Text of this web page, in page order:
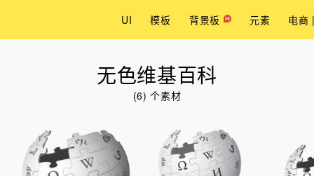
UI 模板 背景板 元素 电商
无色维基百科
(6) 个素材